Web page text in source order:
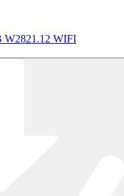
W2821.12 WIFI